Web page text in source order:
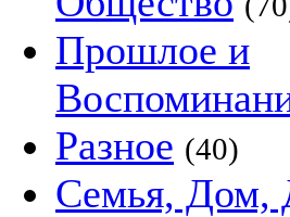
Прошлое и
Разное (40)
Семья, Дом,